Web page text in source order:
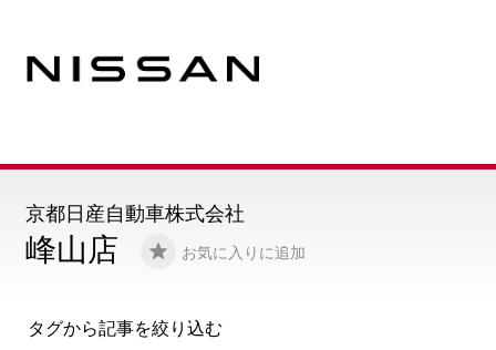
峰山店 お気に入りに追加
京都日産自動車株式会社
タグから記事を絞り込む